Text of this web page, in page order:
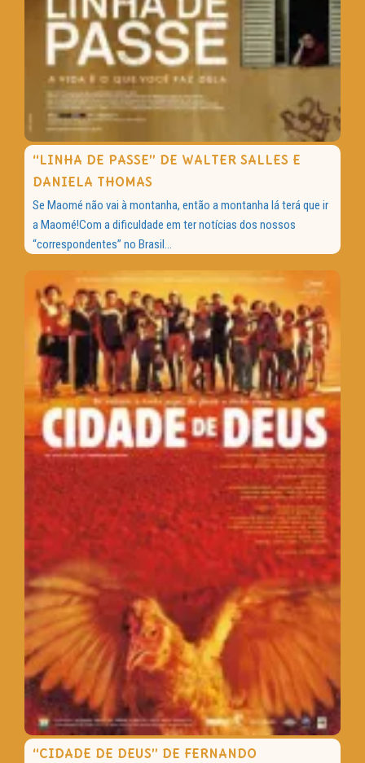
“LINHA DE PASSE” DE WALTER SALLES E
DANIELA THOMAS
Se Maomé não vai à montanha, então a montanha lá terá que ir
a Maomé!Com a dificuldade em ter notícias dos nossos
“correspondentes” no Brasil...
“CIDADE DE DEUS” DE FERNANDO